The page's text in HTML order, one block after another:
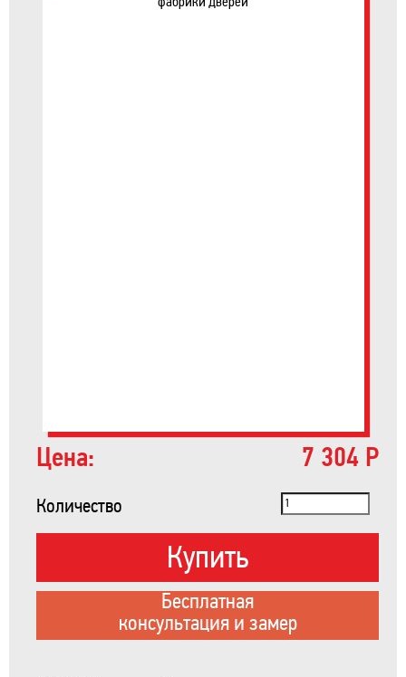
Цена: 7 304 Р
Количество
Купить
Бесплатная
консультация и замер